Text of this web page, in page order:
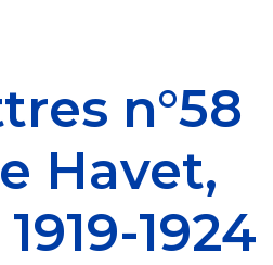
n°58
Havet,
1924